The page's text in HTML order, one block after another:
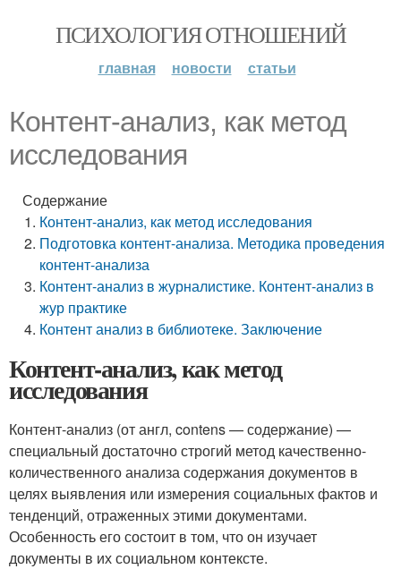
ПСИХОЛОГИЯ ОТНОШЕНИЙ
главная новости статьи
Контент-анализ, как метод
исследования
Содержание
Контент-анализ, как метод исследования
Подготовка контент-анализа. Методика проведения
контент-анализа
Контент-анализ в журналистике. Контент-анализ в
жур практике
Контент анализ в библиотеке. Заключение
Контент-анализ, как метод
исследования
Контент-анализ (от англ, contens — содержание) —
специальный достаточно строгий метод качественно-
количественного анализа содержания документов в
целях выявления или измерения социальных фактов и
тенденций, отраженных этими документами.
Особенность его состоит в том, что он изучает
документы в их социальном контексте.